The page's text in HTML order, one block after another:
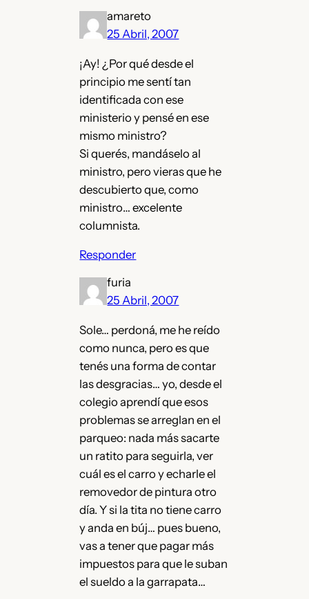
amareto
25 Abril, 2007
¡Ay! ¿Por qué desde el
principio me sentí tan
identificada con ese
ministerio y pensé en ese
mismo ministro?
Si querés, mandáselo al
ministro, pero vieras que he
descubierto que, como
ministro… excelente
columnista.
Responder
furia
25 Abril, 2007
Sole… perdoná, me he reído
como nunca, pero es que
tenés una forma de contar
las desgracias… yo, desde el
colegio aprendí que esos
problemas se arreglan en el
parqueo: nada más sacarte
un ratito para seguirla, ver
cuál es el carro y echarle el
removedor de pintura otro
día. Y si la tita no tiene carro
y anda en búj… pues bueno,
vas a tener que pagar más
impuestos para que le suban
el sueldo a la garrapata…